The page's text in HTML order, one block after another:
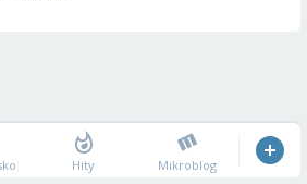
Hity Mikroblog